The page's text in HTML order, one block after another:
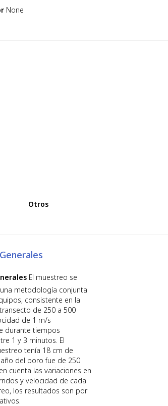
None
Otros
El muestreo se
metodología conjunta
consistente en la
de 250 a 500
de 1 m/s
durante tiempos
1 y 3 minutos. El
tenía 18 cm de
del poro fue de 250
cuenta las variaciones en
y velocidad de cada
los resultados son por